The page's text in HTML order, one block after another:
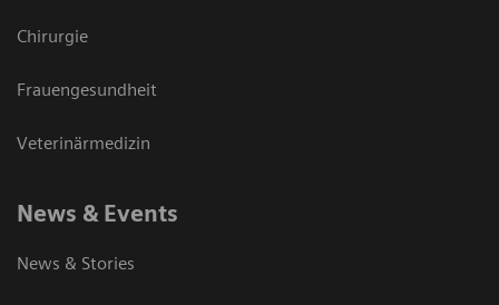
Chirurgie
Frauengesundheit
Veterinärmedizin
News & Events
News & Stories